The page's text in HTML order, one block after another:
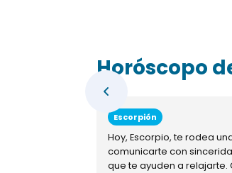
Horóscopo
Escorpión
Hoy, Escorpio, te rodea
comunicarte con
que te ayuden a